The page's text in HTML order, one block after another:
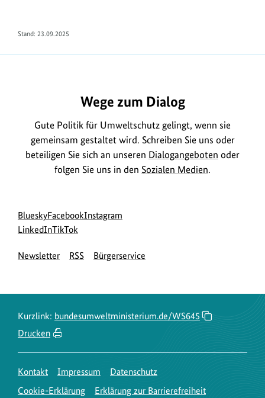
Stand: 23.09.2025
Wege zum Dialog
Gute Politik für Umweltschutz gelingt, wenn sie
gemeinsam gestaltet wird. Schreiben Sie uns oder
beteiligen Sie sich an unseren Dialogangeboten oder
folgen Sie uns in den Sozialen Medien.
Social
Media
Blueskyzur
Bluesky-
des
Facebookzur
des
Instagram
des
LinkedInzur
Seite
zur
Seite
TikTok
Newsletter RSS Bürgerservice
Kurzlink: bundesumweltministerium.de/WS645
Drucken
Kontakt Impressum
Datenschutz
Cookie-Erklärung
Erklärung zur Barrierefreiheit